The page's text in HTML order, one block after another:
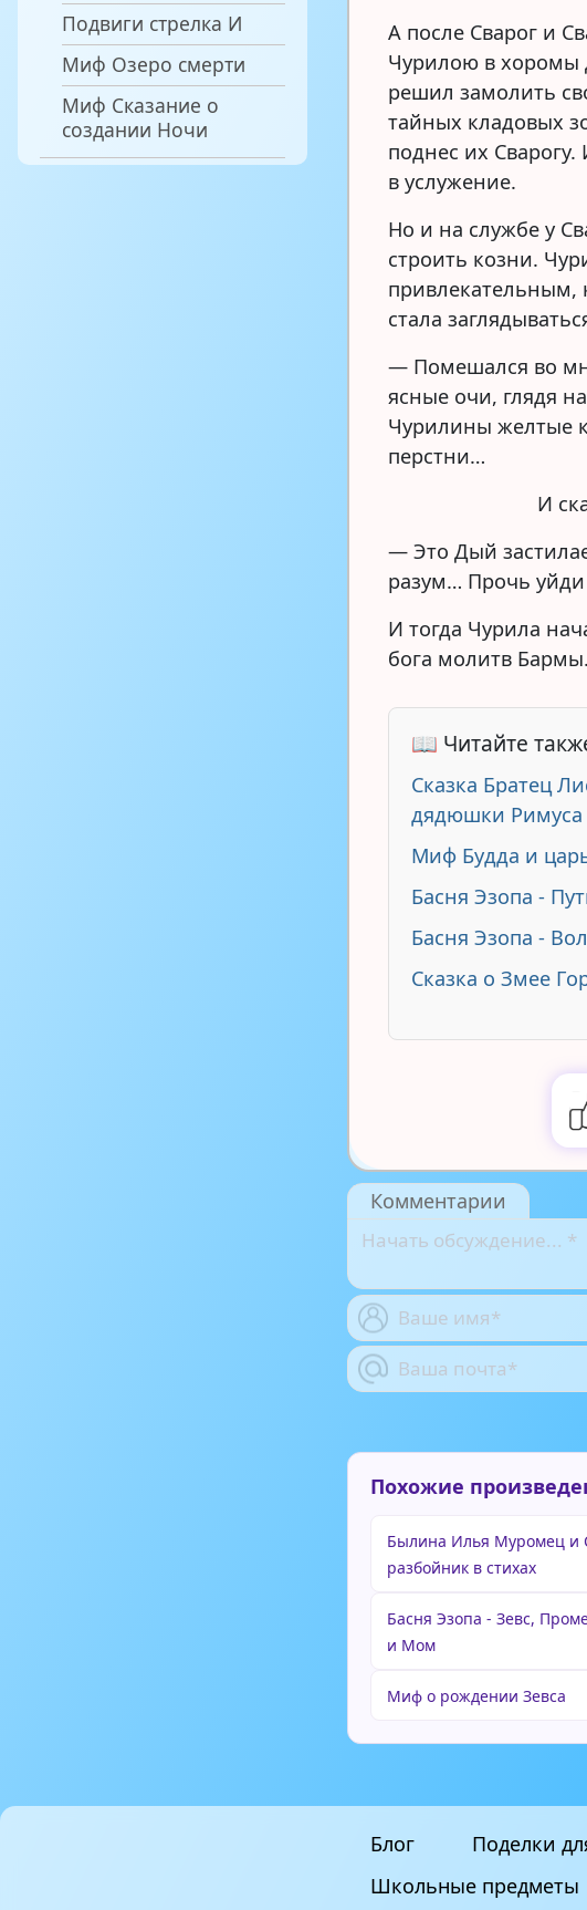
Подвиги стрелка И
Миф Озеро смерти
Миф Сказание о
создании Ночи
А после Сварог и
Чурилою в хоромы
решил замолить
тайных кладовых
поднес их Сварогу.
в услужение.
Но и на службе у
строить козни.
привлекательным,
стала
— Помешался во
ясные очи, глядя
Чурилины желтые
перстни…
И
— Это Дый
разум… Прочь
И тогда Чурила
бога молитв Бармы.
📖 Читайте
Сказка Братец
дядюшки Римуса
Миф Будда и
Басня Эзопа -
Басня Эзопа -
Сказка о Змее
Комментарии
Похожие
Былина Илья Муромец и
разбойник в стихах
Басня Эзопа - Зевс,
и Мом
Миф о рождении Зевса
Блог Поделки
Школьные предметы